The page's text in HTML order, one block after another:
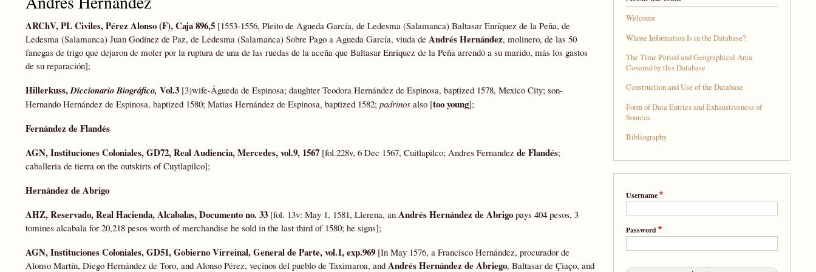
ARChV, PL Civiles, Pérez Alonso (F), Caja 896,5 [1553-1556, Pleito de Agueda García, de Ledesma (Salamanca) Baltasar Enríquez de la Peña, de
Ledesma (Salamanca) Juan Godínez de Paz, de Ledesma (Salamanca) Sobre Pago a Agueda García, viuda de Andrés Hernández, molinero, de las 50
fanegas de trigo que dejaron de moler por la ruptura de una de las ruedas de la aceña que Baltasar Enríquez de la Peña arrendó a su marido, más los gastos
de su reparación];
Hillerkuss,Diccionario Biográfico, Vol.3 [3)wife-Águeda de Espinosa; daughter Teodora Hernández de Espinosa, baptized 1578, Mexico City; son-
Hernando Hernández de Espinosa, baptized 1580; Matias Hernández de Espinosa, baptized 1582; padrinos also [too young];
Fernández de Flandés
AGN, Instituciones Coloniales, GD72, Real Audiencia, Mercedes, vol.9, 1567 [fol.228v, 6 Dec 1567, Cuitlapilco; Andres Fernandez de Flandés;
caballeria de tierra on the outskirts of Cuytlapilco];
Hernández de Abrigo
AHZ, Reservado, Real Hacienda, Alcabalas, Documento no. 33 [fol. 13v: May 1, 1581, Llerena, an Andrés Hernández de Abrigo pays 404 pesos, 3
tomines alcabala for 20,218 pesos worth of merchandise he sold in the last third of 1580; he signs];
AGN, Instituciones Coloniales, GD51, Gobierno Virreinal, General de Parte, vol.1, exp.969 [In May 1576, a Francisco Hernández, procurador de
Alonso Martín, Diego Hernández de Toro, and Alonso Pérez, vecinos del pueblo de Taximaroa, andAndrés Hernández de Abriego, Baltasar de Çiaço, and
Welcome
Whose Information Is in the Database?
The Time Period and Geographical Area
Covered by this Database
Construction and Use of the Database
Form of Data Entries and Exhaustiveness of
Sources
Bibliography
Username
Password